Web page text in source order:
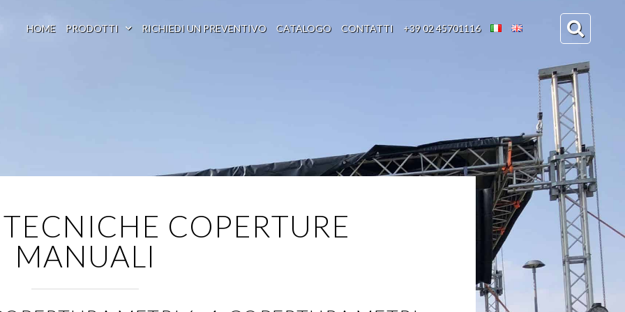
HOME PRODOTTI RICHIEDI UN PREVENTIVO CATALOGO CONTATTI +39 02 45701116
COPERTURE
MANUALI